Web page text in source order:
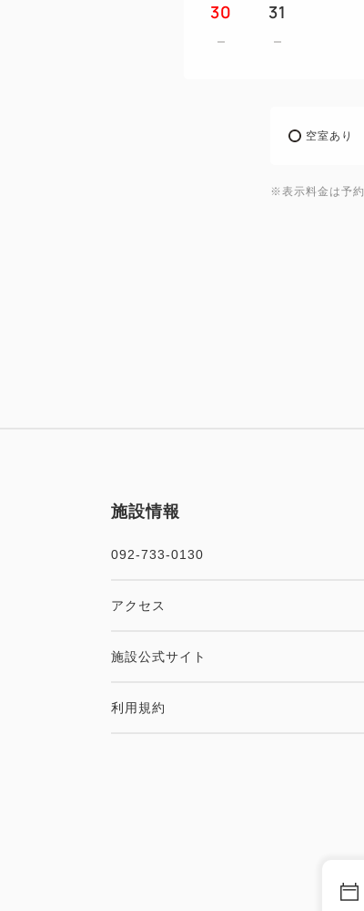
30 31
空室あり
※表示料金は予
施設情報
092-733-0130
アクセス
施設公式サイト
利用規約